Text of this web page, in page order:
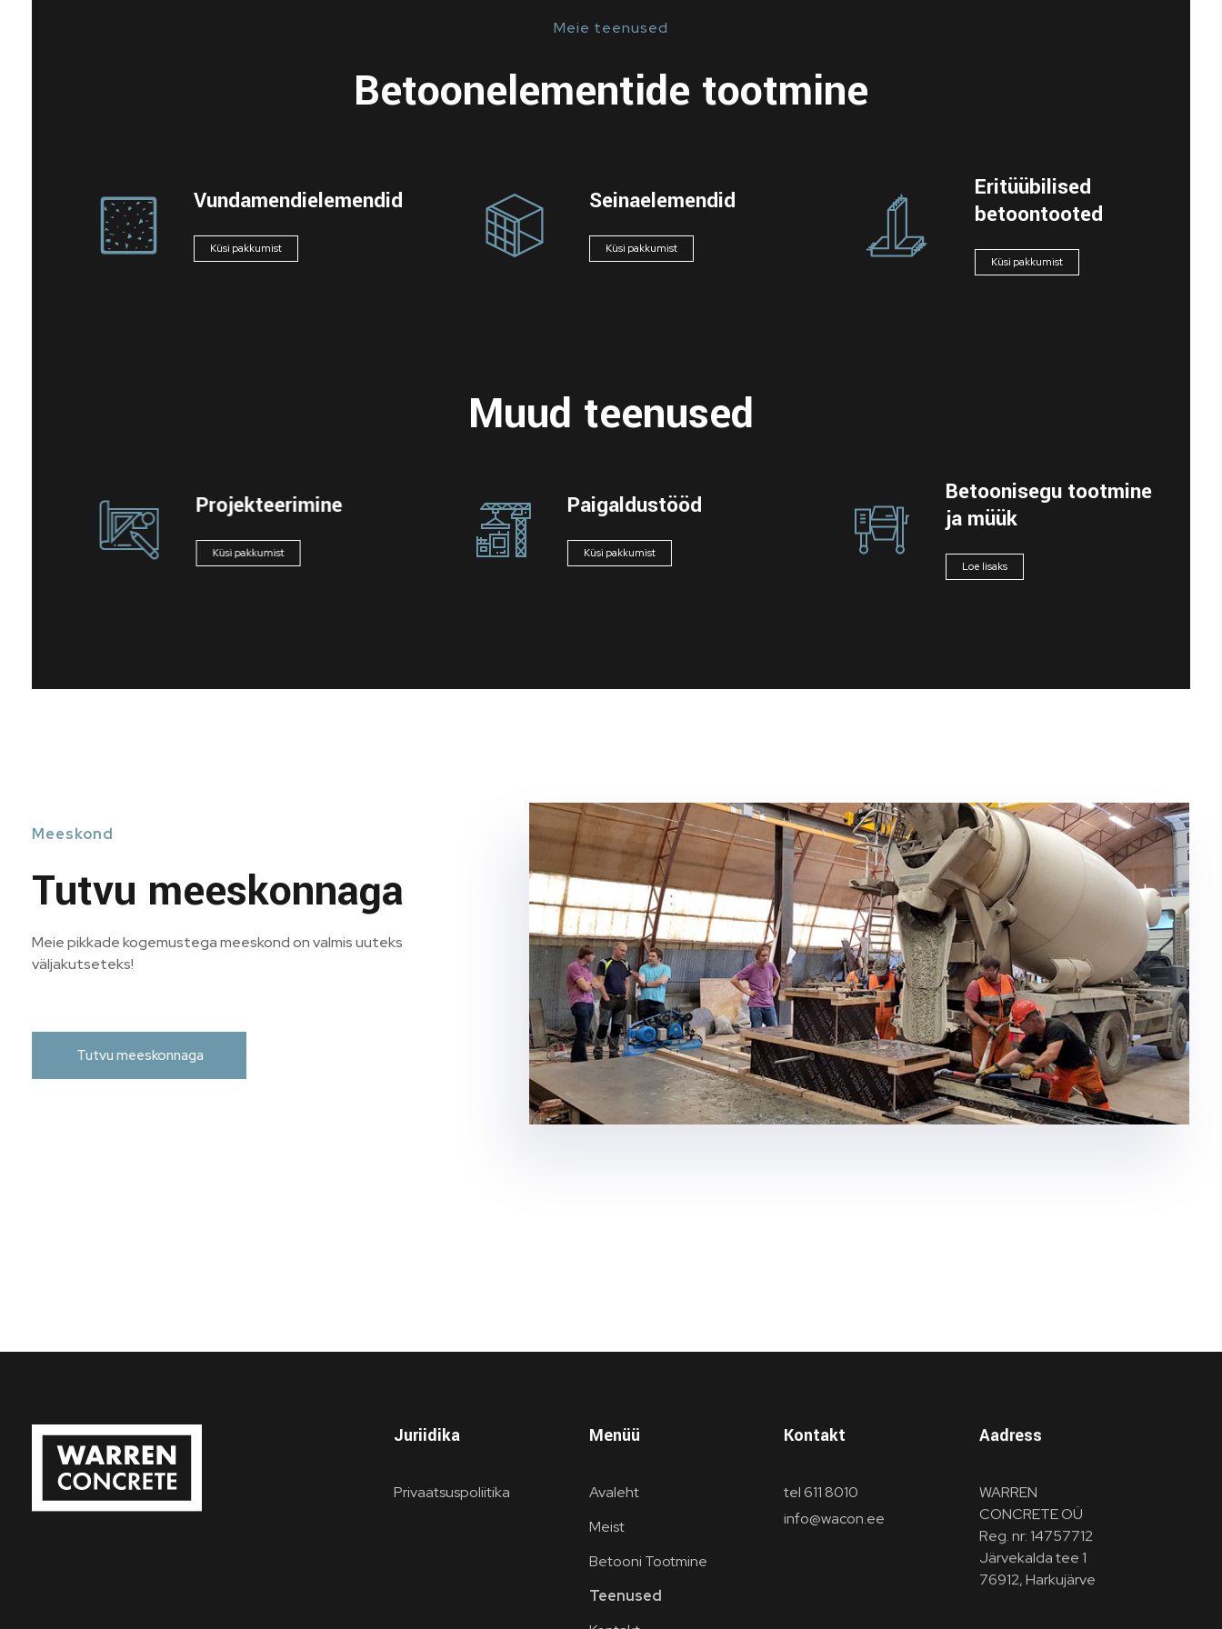
Meie teenused
Betoonelementide tootmine
Vundamendielemendid
Küsi pakkumist
Seinaelemendid
Küsi pakkumist
Eritüübilised
betoontooted
Küsi pakkumist
Muud teenused
Projekteerimine
Küsi pakkumist
Paigaldustööd
Küsi pakkumist
Betoonisegu tootmine
ja müük
Loe lisaks
Meeskond
Tutvu meeskonnaga
Meie pikkade kogemustega meeskond on valmis uuteks
väljakutseteks!
Tutvu meeskonnaga
Juriidika
Privaatsuspoliitika
Menüü
Avaleht
Meist
Betooni Tootmine
Teenused
Kontakt
tel 611 8010
info@wacon.ee
Aadress
WARREN
CONCRETE OÜ
Reg. nr: 14757712
Järvekalda tee 1
76912, Harkujärve